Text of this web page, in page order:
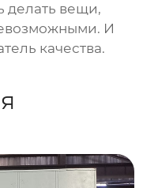
делать вещи,
И
качества.